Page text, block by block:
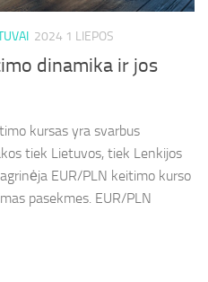
2024 1 LIEPOS
dinamika ir jos
kursas yra svarbus
tiek Lietuvos, tiek Lenkijos
EUR/PLN keitimo kurso
pasekmes. EUR/PLN